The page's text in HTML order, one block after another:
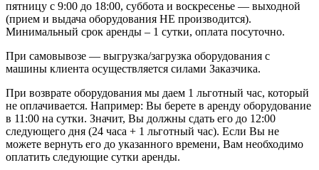
пятницу с 9:00 до 18:00, суббота и воскресенье — выходной
(прием и выдача оборудования НЕ производится).
Минимальный срок аренды – 1 сутки, оплата посуточно.
При самовывозе — выгрузка/загрузка оборудования с
машины клиента осуществляется силами Заказчика.
При возврате оборудования мы даем 1 льготный час, который
не оплачивается. Например: Вы берете в аренду оборудование
в 11:00 на сутки. Значит, Вы должны сдать его до 12:00
следующего дня (24 часа + 1 льготный час). Если Вы не
можете вернуть его до указанного времени, Вам необходимо
оплатить следующие сутки аренды.